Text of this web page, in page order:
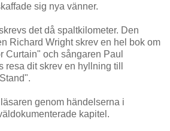
sig nya vänner.
det då spaltkilometer. Den
Richard Wright skrev en hel bok om
Curtain" och sångaren Paul
resa dit skrev en hyllning till
genom händelserna i
kapitel.